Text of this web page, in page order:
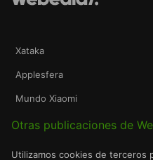
Xataka
Applesfera
Mundo Xiaomi
Otras publicaciones de
Utilizamos cookies de terceros